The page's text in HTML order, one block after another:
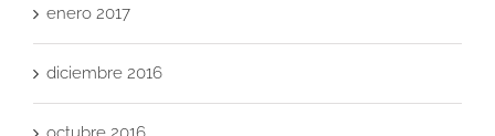
enero 2017
diciembre 2016